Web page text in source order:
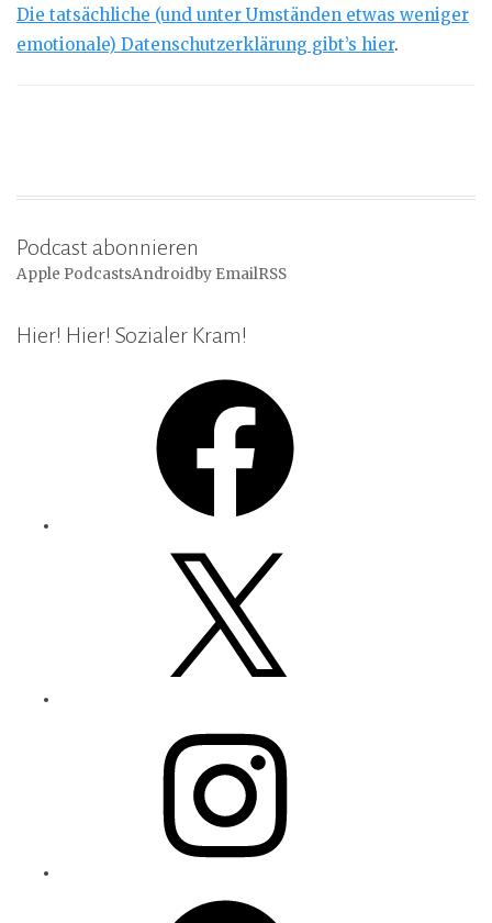
Die tatsächliche (und unter Umständen etwas weniger
emotionale) Datenschutzerklärung gibt’s hier.
Podcast abonnieren
Apple PodcastsAndroidby EmailRSS
Hier! Hier! Sozialer Kram!